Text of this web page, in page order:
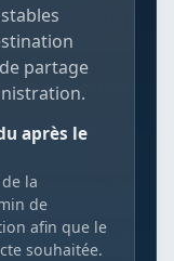
partage
après le
la
de
afin que le
souhaitée.